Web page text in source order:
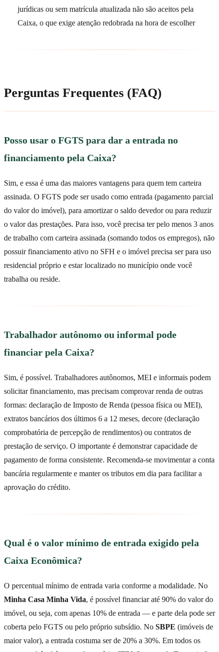
jurídicas ou sem matrícula atualizada não são aceitos pela
Caixa, o que exige atenção redobrada na hora de escolher
Perguntas Frequentes (FAQ)
Posso usar o FGTS para dar a entrada no
financiamento pela Caixa?
Sim, e essa é uma das maiores vantagens para quem tem carteira
assinada. O FGTS pode ser usado como entrada (pagamento parcial
do valor do imóvel), para amortizar o saldo devedor ou para reduzir
o valor das prestações. Para isso, você precisa ter pelo menos 3 anos
de trabalho com carteira assinada (somando todos os empregos), não
possuir financiamento ativo no SFH e o imóvel precisa ser para uso
residencial próprio e estar localizado no município onde você
trabalha ou reside.
Trabalhador autônomo ou informal pode
financiar pela Caixa?
Sim, é possível. Trabalhadores autônomos, MEI e informais podem
solicitar financiamento, mas precisam comprovar renda de outras
formas: declaração de Imposto de Renda (pessoa física ou MEI),
extratos bancários dos últimos 6 a 12 meses, decore (declaração
comprobatória de percepção de rendimentos) ou contratos de
prestação de serviço. O importante é demonstrar capacidade de
pagamento de forma consistente. Recomenda-se movimentar a conta
bancária regularmente e manter os tributos em dia para facilitar a
aprovação do crédito.
Qual é o valor mínimo de entrada exigido pela
Caixa Econômica?
O percentual mínimo de entrada varia conforme a modalidade. No
Minha Casa Minha Vida, é possível financiar até 90% do valor do
imóvel, ou seja, com apenas 10% de entrada — e parte dela pode ser
coberta pelo FGTS ou pelo próprio subsídio. No SBPE (imóveis de
maior valor), a entrada costuma ser de 20% a 30%. Em todos os